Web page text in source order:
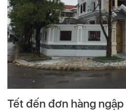
Tết đến đơn hàng